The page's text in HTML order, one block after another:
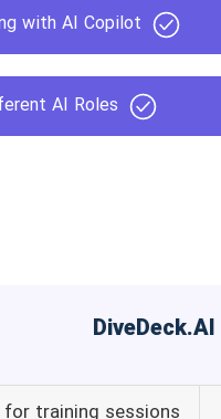
with AI Copilot
AI Roles
training sessions